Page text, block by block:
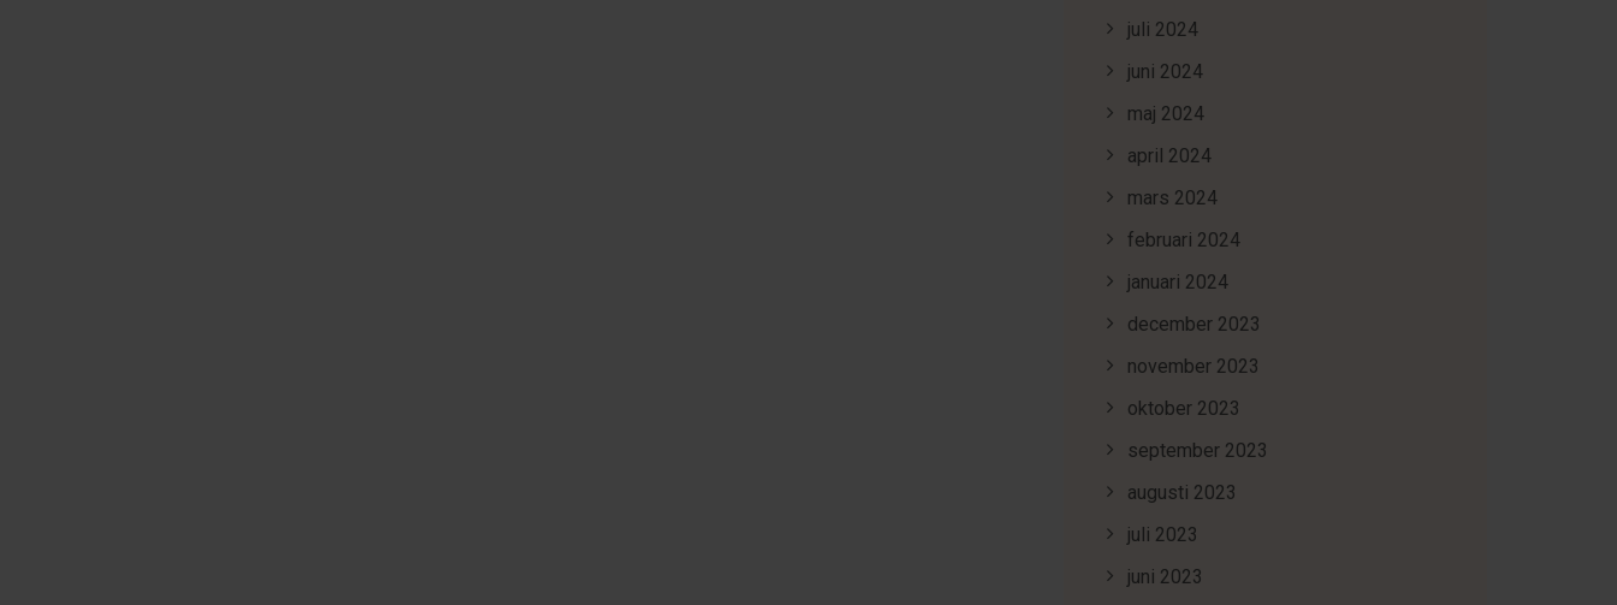
juli 2024
juni 2024
maj 2024
april 2024
mars 2024
februari 2024
januari 2024
december 2023
november 2023
oktober 2023
september 2023
augusti 2023
juli 2023
juni 2023